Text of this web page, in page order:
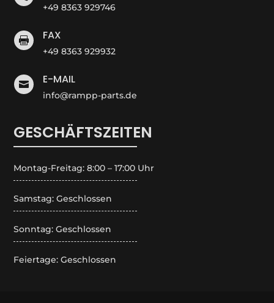
+49 8363 929746
 FAX
+49 8363 929932
 E-MAIL
info@rampp-parts.de
GESCHÄFTSZEITEN
Montag-Freitag: 8:00 – 17:00 Uhr
Samstag: Geschlossen
Sonntag: Geschlossen
Feiertage: Geschlossen